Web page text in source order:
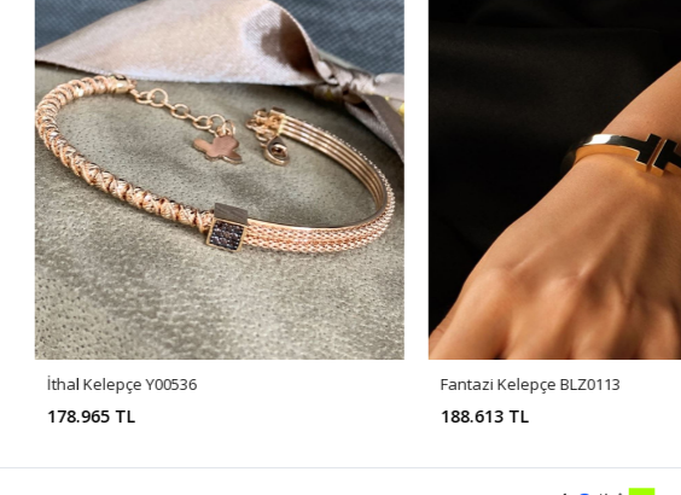
İthal Kelepçe Y00536
178.965 TL
Fantazi Kelepçe BLZ0113
188.613 TL